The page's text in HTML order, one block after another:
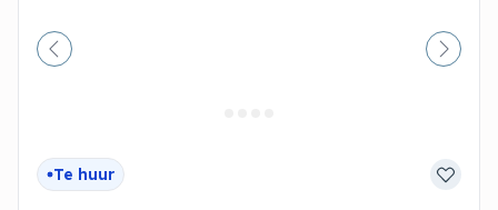
Vorige
Te huur